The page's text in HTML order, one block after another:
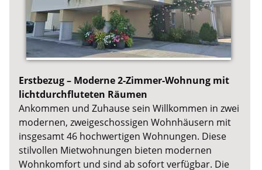
Erstbezug – Moderne 2-Zimmer-Wohnung mit
lichtdurchfluteten Räumen
Ankommen und Zuhause sein Willkommen in zwei
modernen, zweigeschossigen Wohnhäusern mit
insgesamt 46 hochwertigen Wohnungen. Diese
stilvollen Mietwohnungen bieten modernen
Wohnkomfort und sind ab sofort verfügbar. Die